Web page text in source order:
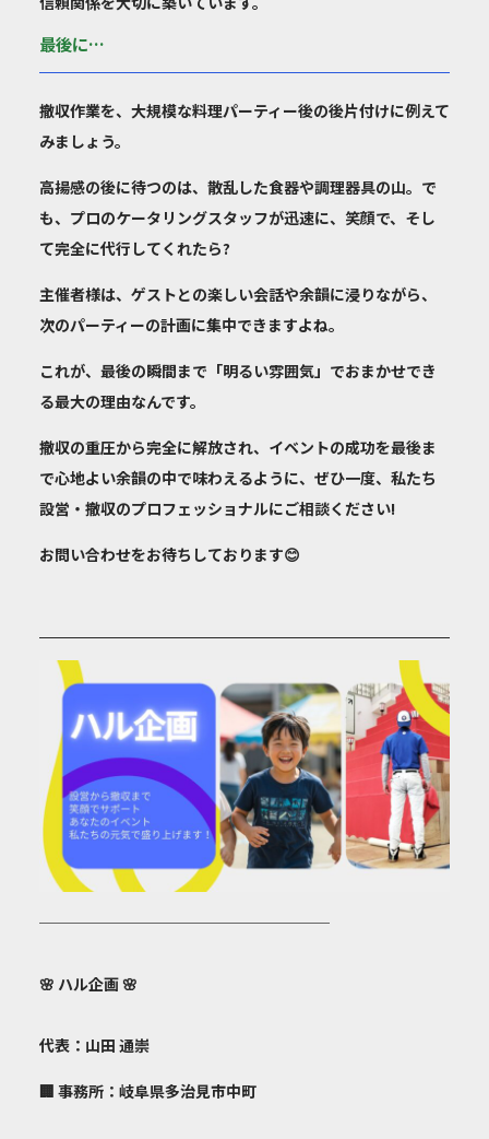
最後に…
撤収作業を、大規模な料理パーティー後の後片付けに例えて
みましょう。
高揚感の後に待つのは、散乱した食器や調理器具の山。で
も、プロのケータリングスタッフが迅速に、笑顔で、そし
て完全に代行してくれたら?
主催者様は、ゲストとの楽しい会話や余韻に浸りながら、
次のパーティーの計画に集中できますよね。
これが、最後の瞬間まで「明るい雰囲気」でおまかせでき
る最大の理由なんです。
撤収の重圧から完全に解放され、イベントの成功を最後ま
で心地よい余韻の中で味わえるように、ぜひ一度、私たち
設営・撤収のプロフェッショナルにご相談ください!
お問い合わせをお待ちしております😊
───────────────────
🌸 ハル企画🌸
代表：山田 通崇
🏢 事務所：岐阜県多治見市中町